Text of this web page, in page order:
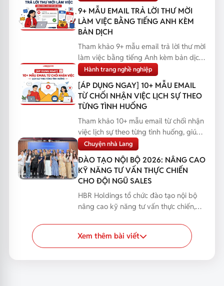
9+ MẪU EMAIL TRẢ LỜI THƯ MỜI
LÀM VIỆC BẰNG TIẾNG ANH KÈM
BẢN DỊCH
Tham khảo 9+ mẫu email trả lời thư mời
làm việc bằng tiếng Anh kèm bản dịch,
giúp bạn phản...
Hành trang nghề nghiệp
[ÁP DỤNG NGAY] 10+ MẪU EMAIL
TỪ CHỐI NHẬN VIỆC LỊCH SỰ THEO
TỪNG TÌNH HUỐNG
Tham khảo 10+ mẫu email từ chối nhận
việc lịch sự theo từng tình huống, giúp
bạn phản hồi...
Chuyện nhà Lang
ĐÀO TẠO NỘI BỘ 2026: NÂNG CAO
KỸ NĂNG TƯ VẤN THỰC CHIẾN
CHO ĐỘI NGŨ SALES
HBR Holdings tổ chức đào tạo nội bộ
nâng cao kỹ năng tư vấn thực chiến,
Xem thêm bài viết